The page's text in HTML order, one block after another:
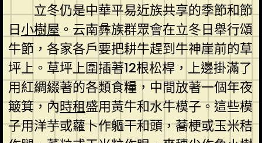
立冬仍是中華平易近族共享的季節和節
日小樹屋 。云南彝族群眾會在立冬日舉行頌
牛節，各家各戶要把耕牛趕到牛神崖前的草
坪上。草坪上圍插著12根松桿，上邊掛滿了
用紅綢綴著的各類食糧，中間放著一個年夜
簸箕，內時租盛用黃牛和水牛模子。這些模
子用洋芋或蘿卜作軀干和頭，蕎梗或玉米秸